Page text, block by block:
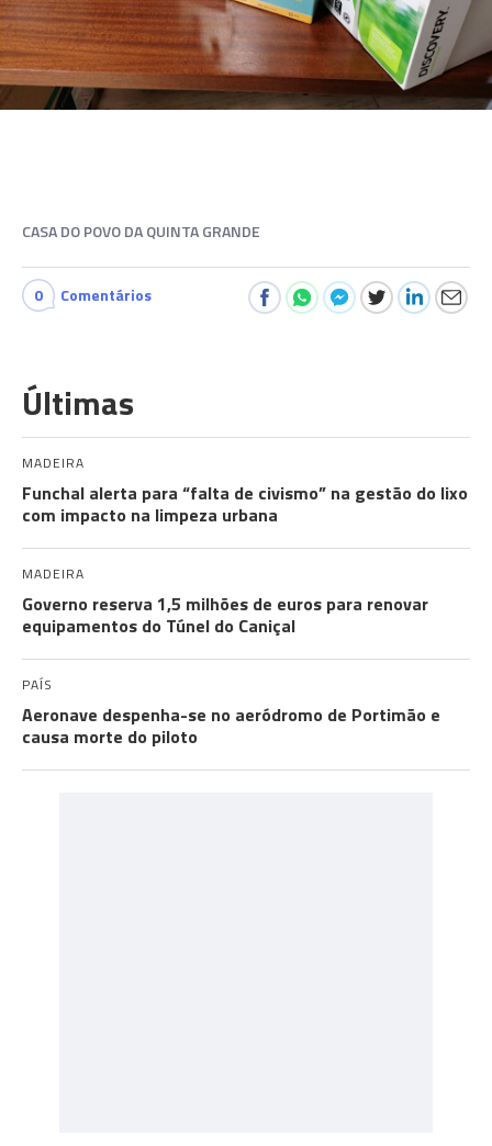
CASA DO POVO DA QUINTA GRANDE
0 Comentários
Últimas
MADEIRA
Funchal alerta para “falta de civismo” na gestão do lixo
com impacto na limpeza urbana
MADEIRA
Governo reserva 1,5 milhões de euros para renovar
equipamentos do Túnel do Caniçal
PAÍS
Aeronave despenha-se no aeródromo de Portimão e
causa morte do piloto